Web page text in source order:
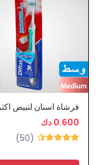
0.600 دك
(50)